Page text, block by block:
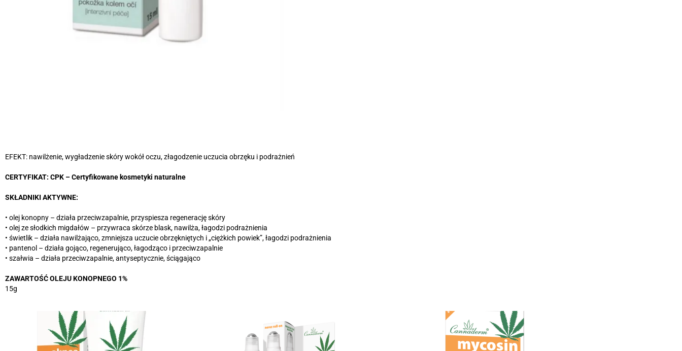
EFEKT: nawilżenie, wygładzenie skóry wokół oczu, złagodzenie uczucia obrzęku i podrażnień
CERTYFIKAT: CPK – Certyfikowane kosmetyki naturalne
SKŁADNIKI AKTYWNE:
• olej konopny – działa przeciwzapalnie, przyspiesza regenerację skóry
• olej ze słodkich migdałów – przywraca skórze blask, nawilża, łagodzi podrażnienia
• świetlik – działa nawilżająco, zmniejsza uczucie obrzękniętych i „ciężkich powiek”, łagodzi podrażnienia
• pantenol – działa gojąco, regenerująco, łagodząco i przeciwzapalnie
• szałwia – działa przeciwzapalnie, antyseptycznie, ściągająco
ZAWARTOŚĆ OLEJU KONOPNEGO 1%
15g